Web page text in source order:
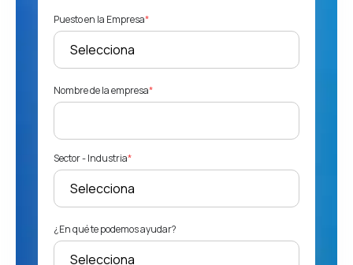
Puesto en la Empresa*
Nombre de la empresa*
Sector - Industria*
¿En qué te podemos ayudar?